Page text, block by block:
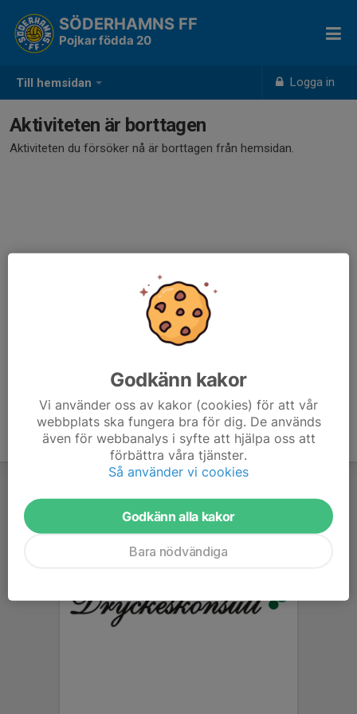
Till hemsidan Logga in
SÖDERHAMNS FF
Pojkar födda 20
Aktiviteten är borttagen
Aktiviteten du försöker nå är borttagen från hemsidan.
Godkänn kakor
Vi använder oss av kakor (cookies) för att vår
webbplats ska fungera bra för dig. De används
även för webbanalys i syfte att hjälpa oss att
förbättra våra tjänster.
Så använder vi cookies
Godkänn alla kakor
Bara nödvändiga